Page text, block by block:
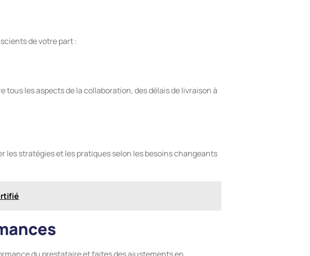
de votre part :
les aspects de la collaboration, des délais de livraison à
stratégies et les pratiques selon les besoins changeants